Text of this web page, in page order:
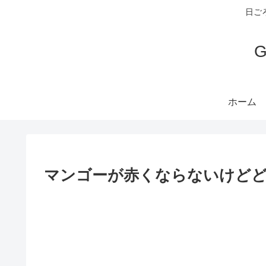
日ご
ホーム
マンゴーが赤くならないけど